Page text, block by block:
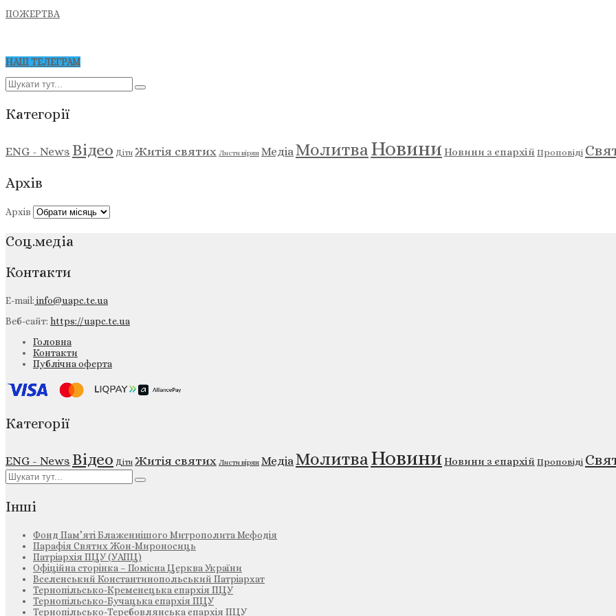
ПОЖЕРТВА
НАШ ТЕЛЕГРАМ
Категорії
ENG - News Відео Діти Житія святих Листи вірян МедіаМолитваНовини Новини з єпархій Проповіді
Архів
Архів
Соц.медіа
Контакти
E-mail:info@uapc.te.ua
Веб-сайт: https://uapc.te.ua
Головна
Контакти
Публічна оферта
Категорії
ENG - News Відео Діти Житія святих Листи вірян МедіаМолитваНовиниНовини з єпархій Проповіді
Інші
Фонд Пам’яті Блаженнішого Митрополита Мефодія
Парафія Святих Жон-Мироносиць
Патріархія ПЦУ (УАПЦ)
Офіційна сторінка – Помісна Церква України
Вселенський Константинопольський Патріархат
Тернопільсько-Кременецька єпархія ПЦУ
Тернопільсько-Бучацька єпархія ПЦУ
Тернопільсько-Теребовлянська єпархія ПЦУ